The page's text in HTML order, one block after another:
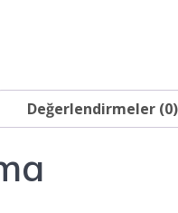
Değerlendirmeler (0)